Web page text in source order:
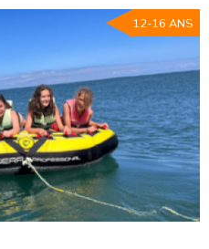
12-16 ANS